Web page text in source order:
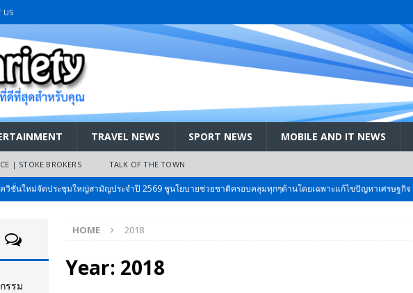
US
TRAVEL NEWS SPORT NEWS MOBILE AND IT NEWS
| STOKE BROKERS TALK OF THE TOWN
วิชั่นใหม่จัดประชุมใหญ่สามัญประจำปี 2569 ชูนโยบายช่วยชาติครอบคลุมทุกๆด้านโดยเฉพาะแก้ไขปัญหาเศรษฐกิจ
ริ่มแล้วงานมหกรรมยานยนต์ The 47th Bangkok International Motor 2026 ที่คนรักรถ ไม่ควรพลาด 25 มีค. – 5
นครปฐมส้มไม่แผ่ว แต่บ้านใหญ่ผนึกกำลัง สกัด!! เจาะสนามเจดีย์ใหญ่: เมื่อคะแนนนิยม ‘ส้ม’ พุ่งชนกำแพง ‘บ้านใหญ่’ ใน
HOME 2018
Year: 2018
รรม